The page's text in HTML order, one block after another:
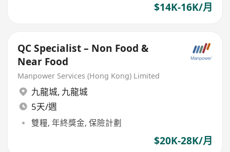
$14K-16K/月
QC Specialist – Non Food &
Near Food
Manpower Services (Hong Kong) Limited
九龍城, 九龍城
5天/週
雙糧, 年終獎金, 保險計劃
$20K-28K/月